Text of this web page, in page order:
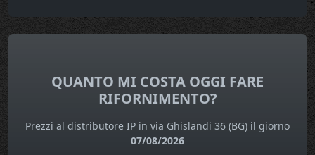
QUANTO MI COSTA OGGI FARE
RIFORNIMENTO?
Prezzi al distributore IP in via Ghislandi 36 (BG) il giorno
07/08/2026